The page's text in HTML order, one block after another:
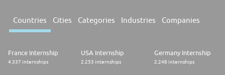
Countries Cities Categories Industries Companies
France Internship
4.337 internships
USA Internship
2.253 internships
Germany Internship
2.248 internships